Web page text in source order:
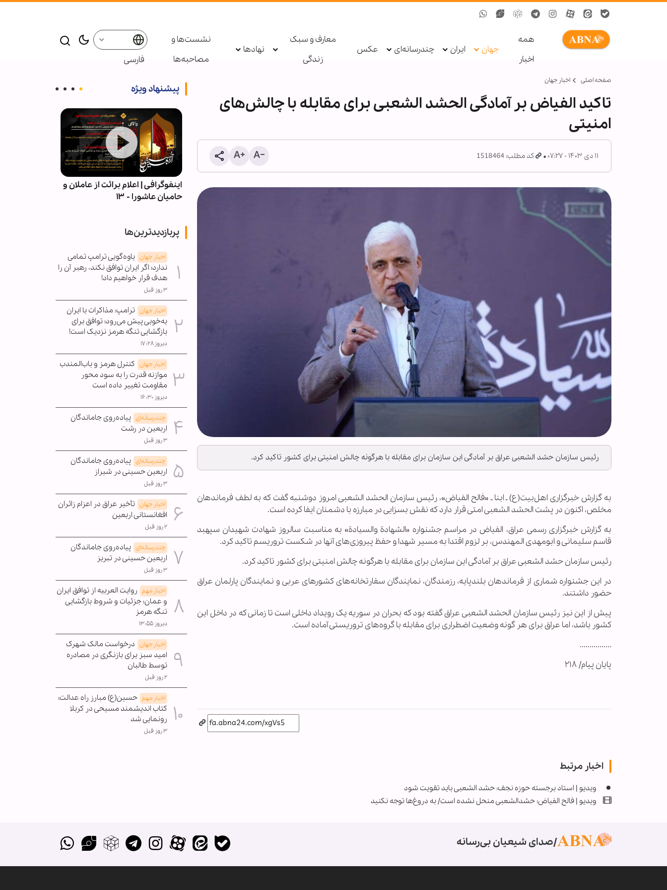
همه
اخبار
جهان ایران چندرسانه‌ای عکس
معارف و سبک
زندگی
نهادها
نشست‌ها و
مصاحبه‌ها
فارسی
صفحه اصلی اخبار جهان
تاکید الفیاض بر آمادگی الحشد الشعبی برای مقابله با چالش‌های
امنیتی
۱۱ دی ۱۴۰۳ - ۰۷:۲۷ کد مطلب: 1518464
رئیس سازمان حشد الشعبی عراق بر آمادگی این سازمان برای مقابله با هرگونه چالش امنیتی برای کشور تاکید کرد.
به گزارش خبرگزاری اهل‌بیت(ع) ـ ابنا ـ «فالح الفیاض»، رئیس سازمان الحشد الشعبی امروز دوشنبه گفت که به لطف فرماندهان
مخلص، اکنون در پشت الحشد الشعبی امتی قرار دارد که نقش بسزایی در مبارزه با دشمنان ایفا کرده است.
به گزارش خبرگزاری رسمی عراق، الفیاض در مراسم جشنواره «الشهادة والسيادة» به مناسبت سالروز شهادت شهیدان سپهبد
قاسم سلیمانی و ابومهدی المهندس، بر لزوم اقتدا به مسیر شهدا و حفظ پیروزی‌های آنها در شکست تروریسم تاکید کرد.
رئیس سازمان حشد الشعبی عراق بر آمادگی این سازمان برای مقابله با هرگونه چالش امنیتی برای کشور تاکید کرد.
در این جشنواره شماری از فرماندهان بلندپایه، رزمندگان، نمایندگان سفارتخانه‌های کشورهای عربی و نمایندگان پارلمان عراق
حضور داشتند.
پیش از این نیز رئیس سازمان الحشد الشعبی عراق گفته بود که بحران در سوریه یک رویداد داخلی است تا زمانی که در داخل این
کشور باشد، اما عراق برای هر گونه وضعیت اضطراری برای مقابله با گروه‌های تروریستی آماده است.
................
پایان پیام/ ۲۱۸
اخبار مرتبط
ویدیو | استاد برجسته حوزه نجف: حشد الشعبی باید تقویت شود
ویدیو | فالح الفیاض: حشدالشعبی منحل نشده است/ به دروغ‌ها توجه نکنید
پیشنهاد ویژه
پادکست ابنا - روایت یک دهه | قلمِ
اینفوگرافی | اعلام برائت از عاملان و
حامیان عاشورا - ۱۳
پربازدیدترین‌ها
اخبار جهان یاوه‌گویی ترامپ تمامی
ندارد؛ اگر ایران توافق نکند، رهبر آن را
هدف قرار خواهیم داد!
۳ روز قبل
اخبار جهان ترامپ: مذاکرات با ایران
به‌خوبی پیش می‌رود؛ توافق برای
بازگشایی تنگه هرمز نزدیک است!
دیروز ۱۷:۲۸
اخبار جهان کنترل هرمز و باب‌المندب
موازنه قدرت را به سود محور
مقاومت تغییر داده است
دیروز ۱۶:۳۰
چندرسانه‌ای پیاده‌روی جاماندگان
اربعین در رشت
۳ روز قبل
چندرسانه‌ای پیاده‌روی جاماندگان
اربعین حسینی در شیراز
۳ روز قبل
اخبار جهان تأخیر عراق در اعزام زائران
افغانستانی اربعین
۲ روز قبل
چندرسانه‌ای پیاده‌روی جاماندگان
اربعین حسینی در تبریز
۳ روز قبل
اخبار مهم روایت العربیه از توافق ایران
و عمان؛ جزئیات و شروط بازگشایی
تنگه هرمز
دیروز ۱۳:۵۵
اخبار جهان درخواست مالک شهرک
امید سبز برای بازنگری در مصادره
توسط طالبان
۲ روز قبل
اخبار مهم حسین(ع) مبارز راه عدالت؛
کتاب اندیشمند مسیحی در کربلا
رونمایی شد
۳ روز قبل
صدای شیعیان بی‌رسانه